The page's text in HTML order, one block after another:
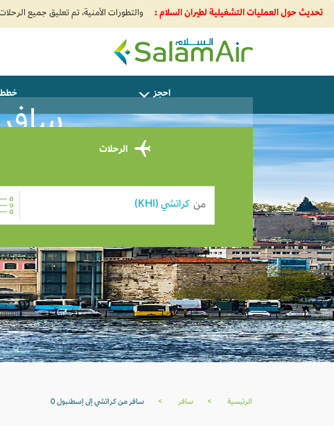
تحديث حول العمليات التشغيلية لطيران السلام :
SalamAir
احجز خطط
الرحلات
من
الرئيسية > سافر > سافر من كراتشي إلى إسطنبول 0